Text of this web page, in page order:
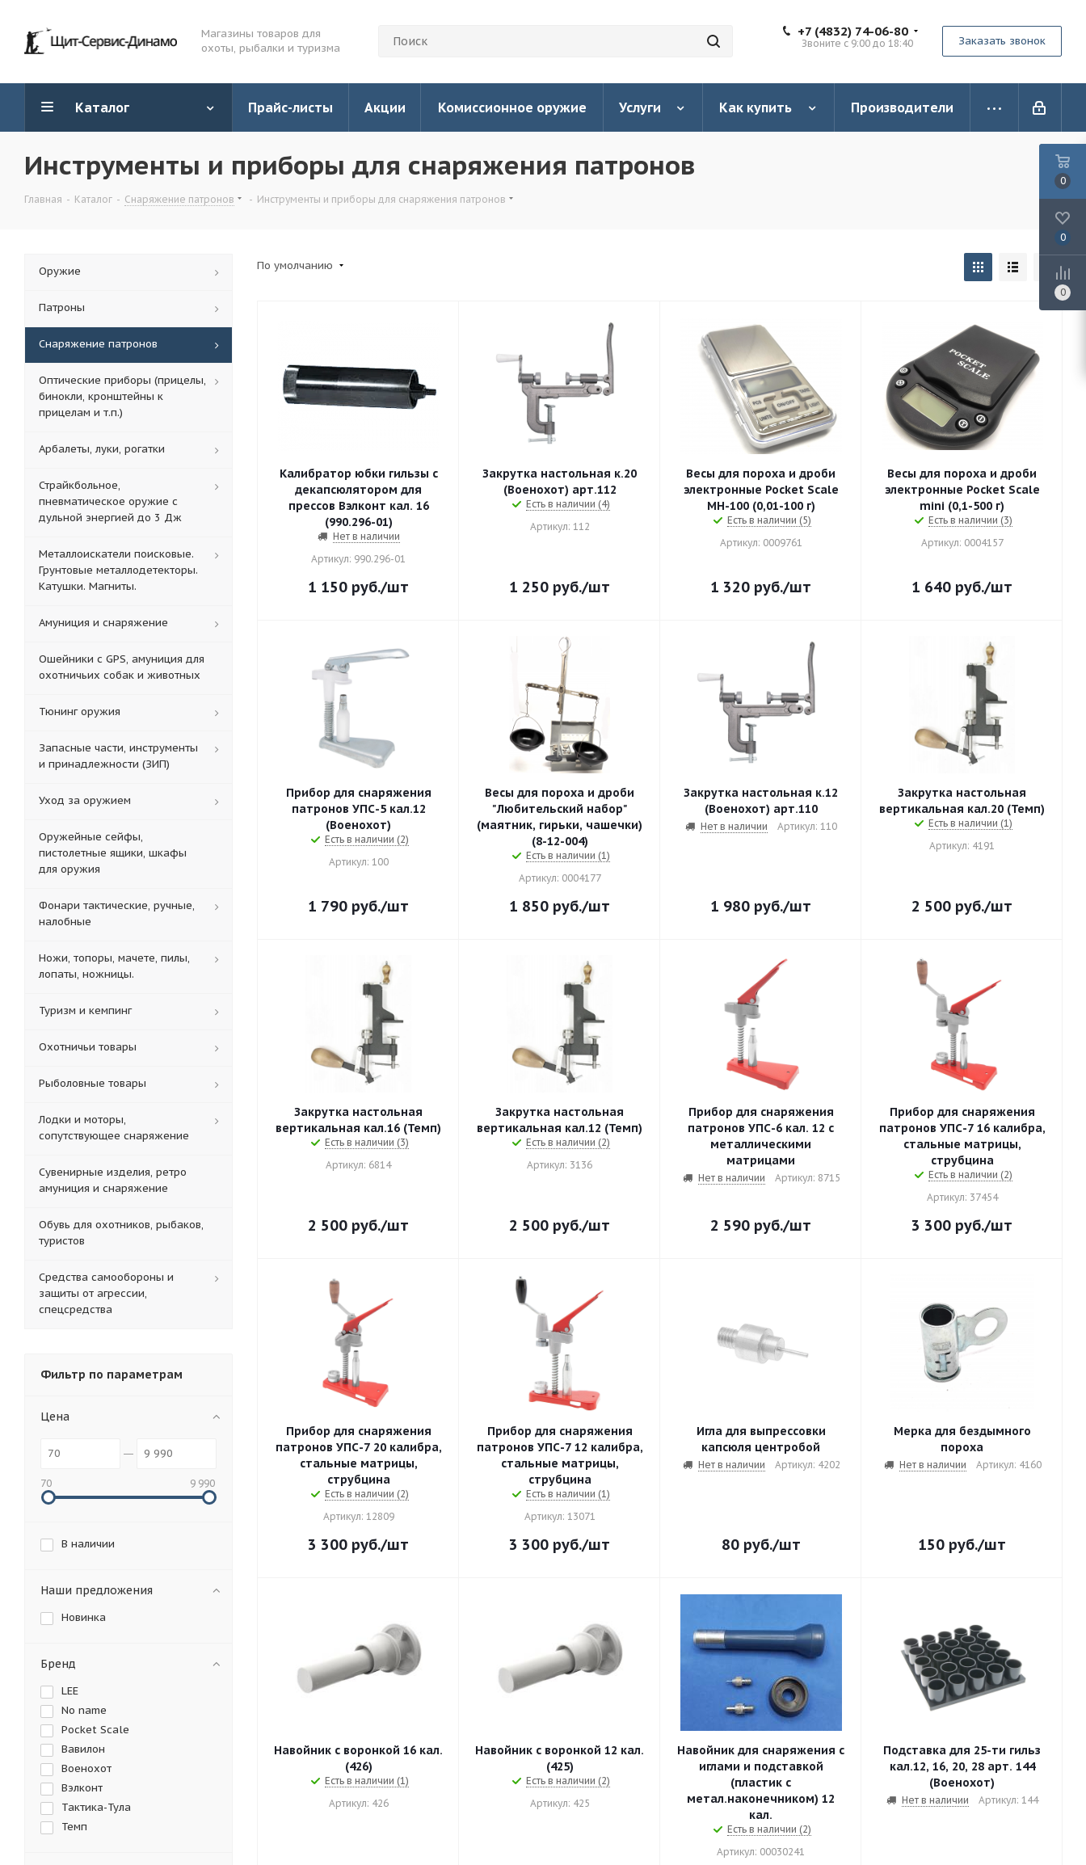
Магазины товаров для
охоты, рыбалки и туризма
+7 (4832) 74-06-80
Звоните с 9:00 до 18:40 Заказать звонок
Каталог Прайс-листы Акции Комиссионное оружие Услуги Как купить Производители
Инструменты и приборы для снаряжения патронов
Главная - Каталог - Снаряжение патронов - Инструменты и приборы для снаряжения патронов
По умолчанию
Калибратор юбки гильзы с
декапсюлятором для
прессов Вэлконт кал. 16
(990.296-01)
Нет в наличии
Артикул: 990.296-01
1 150 руб./шт
Закрутка настольная к.20
(Военохот) арт.112
Есть в наличии (4)
Артикул: 112
1 250 руб./шт
Весы для пороха и дроби
электронные Pocket Scale
MH-100 (0,01-100 г)
Есть в наличии (5)
Артикул: 0009761
1 320 руб./шт
Весы для пороха и дроби
электронные Pocket Scale
mini (0,1-500 г)
Есть в наличии (3)
Артикул: 0004157
1 640 руб./шт
Прибор для снаряжения
патронов УПС-5 кал.12
(Военохот)
Есть в наличии (2)
Артикул: 100
1 790 руб./шт
Весы для пороха и дроби
"Любительский набор"
(маятник, гирьки, чашечки)
(8-12-004)
Есть в наличии (1)
Артикул: 0004177
1 850 руб./шт
Закрутка настольная к.12
(Военохот) арт.110
Нет в наличии Артикул: 110
1 980 руб./шт
Закрутка настольная
вертикальная кал.20 (Темп)
Есть в наличии (1)
Артикул: 4191
2 500 руб./шт
Закрутка настольная
вертикальная кал.16 (Темп)
Есть в наличии (3)
Артикул: 6814
2 500 руб./шт
Закрутка настольная
вертикальная кал.12 (Темп)
Есть в наличии (2)
Артикул: 3136
2 500 руб./шт
Прибор для снаряжения
патронов УПС-6 кал. 12 с
металлическими
матрицами
Нет в наличии Артикул: 8715
2 590 руб./шт
Прибор для снаряжения
патронов УПС-7 16 калибра,
стальные матрицы,
струбцина
Есть в наличии (2)
Артикул: 37454
3 300 руб./шт
Прибор для снаряжения
патронов УПС-7 20 калибра,
стальные матрицы,
струбцина
Есть в наличии (2)
Артикул: 12809
3 300 руб./шт
Прибор для снаряжения
патронов УПС-7 12 калибра,
стальные матрицы,
струбцина
Есть в наличии (1)
Артикул: 13071
3 300 руб./шт
Игла для выпрессовки
капсюля центробой
Нет в наличии Артикул: 4202
80руб./шт
Мерка для бездымного
пороха
Нет в наличии Артикул: 4160
150 руб./шт
Навойник с воронкой 16 кал.
(426)
Есть в наличии (1)
Артикул: 426
Навойник с воронкой 12 кал.
(425)
Есть в наличии (2)
Артикул: 425
Навойник для снаряжения с
иглами и подставкой
(пластик с
метал.наконечником) 12
кал.
Есть в наличии (2)
Артикул: 00030241
Подставка для 25-ти гильз
кал.12, 16, 20, 28 арт. 144
(Военохот)
Нет в наличии Артикул: 144
Оружие
Патроны
Снаряжение патронов
Оптические приборы (прицелы,
бинокли, кронштейны к
прицелам и т.п.)
Арбалеты, луки, рогатки
Страйкбольное,
пневматическое оружие с
дульной энергией до 3 Дж
Металлоискатели поисковые.
Грунтовые металлодетекторы.
Катушки. Магниты.
Амуниция и снаряжение
Ошейники с GPS, амуниция для
охотничьих собак и животных
Тюнинг оружия
Запасные части, инструменты
и принадлежности (ЗИП)
Уход за оружием
Оружейные сейфы,
пистолетные ящики, шкафы
для оружия
Фонари тактические, ручные,
налобные
Ножи, топоры, мачете, пилы,
лопаты, ножницы.
Туризм и кемпинг
Охотничьи товары
Рыболовные товары
Лодки и моторы,
сопутствующее снаряжение
Сувенирные изделия, ретро
амуниция и снаряжение
Обувь для охотников, рыбаков,
туристов
Средства самообороны и
защиты от агрессии,
спецсредства
Фильтр по параметрам
Цена
70 9 990
В наличии
Наши предложения
Новинка
Бренд
LEE
No name
Pocket Scale
Вавилон
Военохот
Вэлконт
Тактика-Тула
Темп
0
0
0